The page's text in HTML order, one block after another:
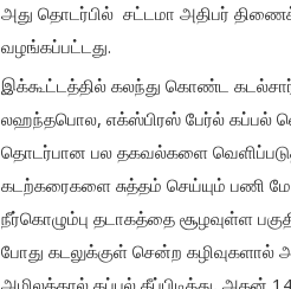
அது தொடர்பில் சட்டமா அதிபர்
வழங்கப்பட்டது.
இக்கூட்டத்தில் கலந்து கொண்ட கடல்சார்
லஹந்தபொல, எக்ஸ்பிரஸ் பேர்ல் கப்பல்
தொடர்பான பல தகவல்களை
கடற்கரைகளை சுத்தம் செய்யும் பணி
நீர்கொழும்பு தடாகத்தை சூழவுள்ள
போது கடலுக்குள் சென்ற கழிவுகளால்